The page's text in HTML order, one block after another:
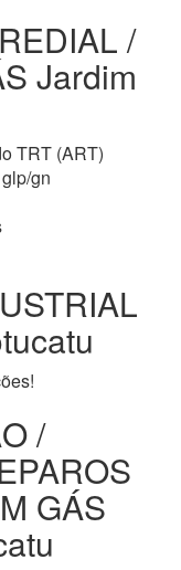
/
Jardim
TRT (ART)
gn
/
GÁS